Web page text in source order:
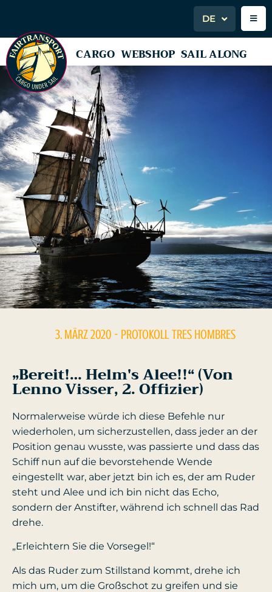
DE
CARGO WEBSHOP SAIL ALONG
3. MÄRZ 2020 - PROTOKOLL TRES HOMBRES
„Bereit!… Helm's Alee!!“ (von
Lenno Visser, 2. Offizier)
Normalerweise würde ich diese Befehle nur
wiederholen, um sicherzustellen, dass jeder an der
Position genau wusste, was passierte und dass das
Schiff nun auf die bevorstehende Wende
eingestellt war, aber jetzt bin ich es, der am Ruder
steht und Alee und ich bin nicht das Echo,
sondern der Anstifter, während ich schnell das Rad
drehe.
„Erleichtern Sie die Vorsegel!“
Als das Ruder zum Stillstand kommt, drehe ich
mich um, um die Großschot zu greifen und sie